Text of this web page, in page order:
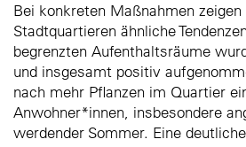
Bei konkreten Maßnahmen
Stadtquartieren ähnliche
begrenzten Aufenthaltsräume
und insgesamt positiv
nach mehr Pflanzen im Quartier
Anwohner*innen, insbesondere
werdender Sommer. Eine